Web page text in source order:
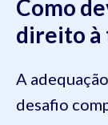
Como
direito à
A
desafio